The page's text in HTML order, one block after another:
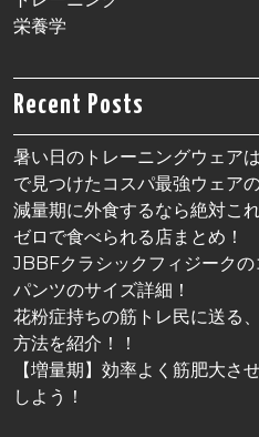
栄養学
Recent Posts
暑い日のトレーニングウェア
で見つけたコスパ最強ウェア
減量期に外食するなら絶対こ
ゼロで食べられる店まとめ！
JBBFクラシックフィジーク
パンツのサイズ詳細！
花粉症持ちの筋トレ民に送る
方法を紹介！！
【増量期】効率よく筋肥大さ
しよう！